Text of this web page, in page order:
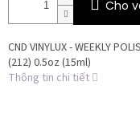
Cho
CND VINYLUX - WEEKLY
(212) 0.5oz (15ml)
Thông tin chi tiết